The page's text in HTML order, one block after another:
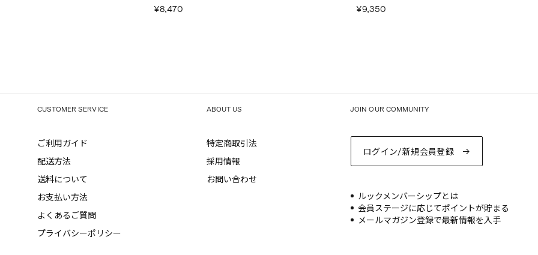
¥8,470
¥9,350
CUSTOMER SERVICE
ご利用ガイド
配送方法
送料について
お支払い方法
よくあるご質問
プライバシーポリシー
ABOUT US
特定商取引法
採用情報
お問い合わせ
JOIN OUR COMMUNITY
ログイン/新規会員登録
ルックメンバーシップとは
会員ステージに応じてポイントが貯まる
メールマガジン登録で最新情報を入手